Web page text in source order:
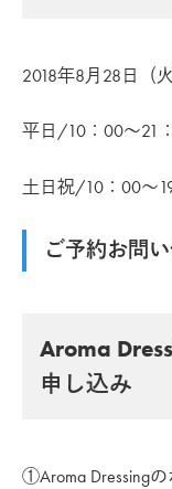
2018年8月28日（
平日/10：00～21
土日祝/10：00～
ご予約お問
Aroma
申し込み
①Aroma Dressing